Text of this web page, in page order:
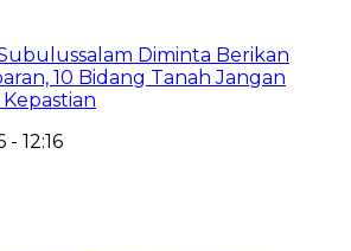
Diminta Berikan
10 Bidang Tanah Jangan
12:16